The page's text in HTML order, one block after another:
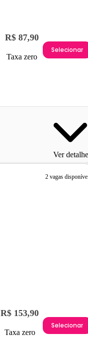
R$ 87,90
Taxa zero
Selecionar
Ver
2 vagas
R$ 153,90
Taxa zero
Selecionar